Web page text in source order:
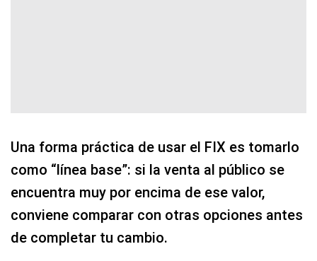
Una forma práctica de usar el FIX es tomarlo
como “línea base”: si la venta al público se
encuentra muy por encima de ese valor,
conviene comparar con otras opciones antes
de completar tu cambio.